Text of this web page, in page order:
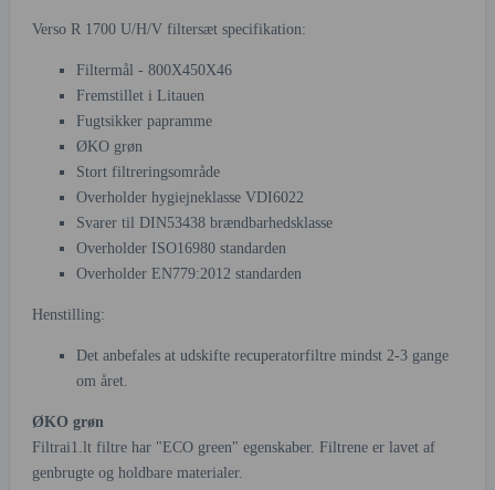
Verso R 1700 U/H/V filtersæt specifikation:
Filtermål - 800X450X46
Fremstillet i Litauen
Fugtsikker papramme
ØKO grøn
Stort filtreringsområde
Overholder hygiejneklasse VDI6022
Svarer til DIN53438 brændbarhedsklasse
Overholder ISO16980 standarden
Overholder EN779:2012 standarden
Henstilling:
Det anbefales at udskifte recuperatorfiltre mindst 2-3 gange
om året.
ØKO grøn
Filtrai1.lt filtre har "ECO green" egenskaber. Filtrene er lavet af
genbrugte og holdbare materialer.